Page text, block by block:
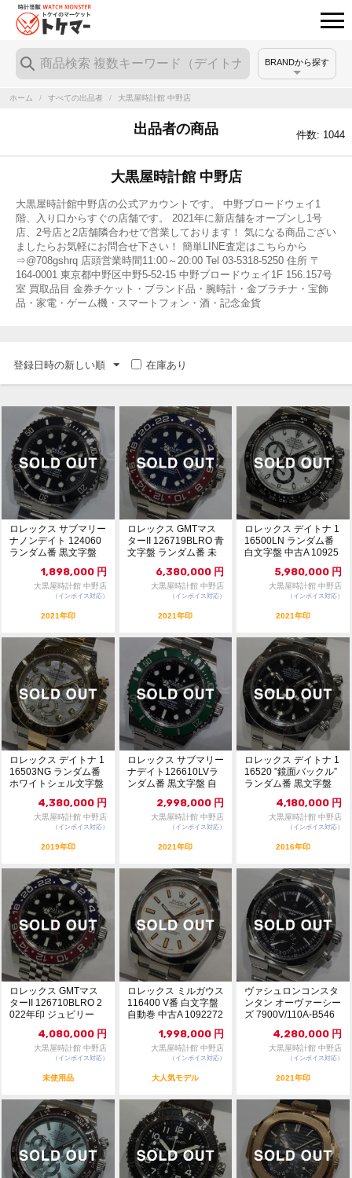
BRANDから探す
ホーム / すべての出品者 / 大黒屋時計館 中野店
出品者の商品 件数: 1044
大黒屋時計館 中野店
大黒屋時計館中野店の公式アカウントです。 中野ブロードウェイ1
階、入り口からすぐの店舗です。 2021年に新店舗をオープンし1号
店、2号店と2店舗隣合わせで営業しております！ 気になる商品ござい
ましたらお気軽にお問合せ下さい！ 簡単LINE査定はこちらから
⇒@708gshrq 店頭営業時間11:00～20:00 Tel 03-5318-5250 住所 〒
164-0001 東京都中野区中野5-52-15 中野ブロードウェイ1F 156.157号
室 買取品目 金券チケット・ブランド品・腕時計・金プラチナ・宝飾
品・家電・ゲーム機・スマートフォン・酒・記念金貨
登録日時の新しい順 在庫あり
ロレックス サブマリー
ナノンデイト 124060
ランダム番 黒文字盤
1,898,000 円
大黒屋時計館 中野店
（インボイス対応）
2021年印
ロレックス GMTマス
ターII 126719BLRO 青
文字盤 ランダム番 未
6,380,000 円
大黒屋時計館 中野店
（インボイス対応）
2021年印
ロレックス デイトナ 1
16500LN ランダム番
白文字盤 中古A 10925
5,980,000 円
大黒屋時計館 中野店
（インボイス対応）
2021年印
ロレックス デイトナ 1
16503NG ランダム番
ホワイトシェル文字盤
4,380,000 円
大黒屋時計館 中野店
（インボイス対応）
2019年印
ロレックス サブマリー
ナデイト126610LVラ
ンダム番 黒文字盤 自
2,998,000 円
大黒屋時計館 中野店
（インボイス対応）
2021年印
ロレックス デイトナ 1
16520 ”鏡面バックル”
ランダム番 黒文字盤
4,180,000 円
大黒屋時計館 中野店
（インボイス対応）
2016年印
ロレックス GMTマス
ターII 126710BLRO 2
022年印 ジュビリー
4,080,000 円
大黒屋時計館 中野店
（インボイス対応）
未使用品
ロレックス ミルガウス
116400 V番 白文字盤
自動巻 中古A 1092272
1,998,000 円
大黒屋時計館 中野店
（インボイス対応）
大人気モデル
ヴァシュロンコンスタ
ンタン オーヴァーシー
ズ 7900V/110A-B546
4,280,000 円
大黒屋時計館 中野店
（インボイス対応）
2021年印